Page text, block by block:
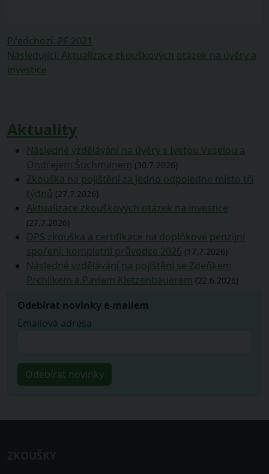
Navigace
pro
příspěvek
Předchozí: Předchozí
příspěvek:
PF 2021
Následující: Následující
Aktualizace zkouškových otázek na úvěry a
investice
Aktuality
Následné vzdělávání na úvěry s Ivetou Veselou a
Ondřejem Šuchmanem (30.7.2026)
Zkouška na pojištění za jedno odpoledne místo tří
týdnů (27.7.2026)
Aktualizace zkouškových otázek na investice
(27.7.2026)
DPS zkouška a certifikace na doplňkové penzijní
spoření: kompletní průvodce 2026 (17.7.2026)
Následné vzdělávání na pojištění se Zdeňkem
Prchlíkem a Pavlem Kletzenbauerem (22.6.2026)
Odebírat novinky e-mailem
Emailová adresa